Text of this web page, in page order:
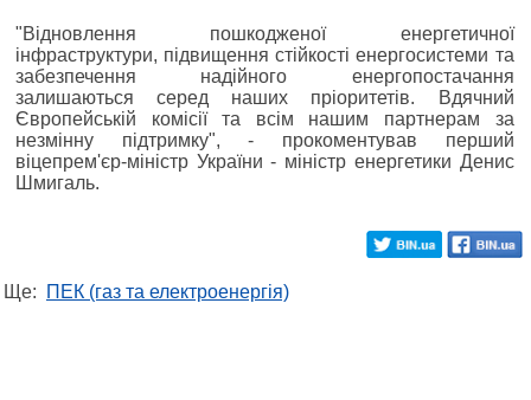
"Відновлення пошкодженої енергетичної
інфраструктури, підвищення стійкості енергосистеми та
забезпечення надійного енергопостачання
залишаються серед наших пріоритетів. Вдячний
Європейській комісії та всім нашим партнерам за
незмінну підтримку", - прокоментував перший
віцепрем'єр-міністр України - міністр енергетики Денис
Шмигаль.
Ще: ПЕК (газ та електроенергія)